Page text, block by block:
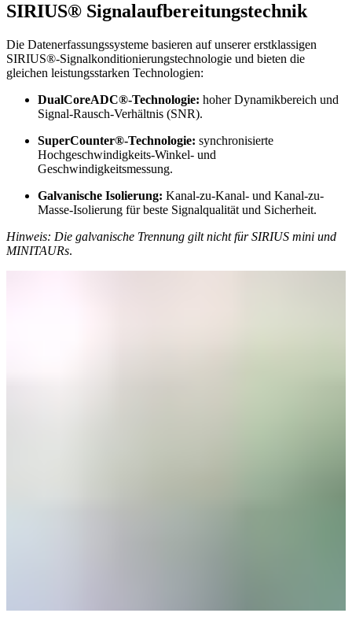
SIRIUS® Signalaufbereitungstechnik
Die Datenerfassungssysteme basieren auf unserer erstklassigen
SIRIUS®-Signalkonditionierungstechnologie und bieten die
gleichen leistungsstarken Technologien:
DualCoreADC®-Technologie: hoher Dynamikbereich und
Signal-Rausch-Verhältnis (SNR).
SuperCounter®-Technologie: synchronisierte
Hochgeschwindigkeits-Winkel- und
Geschwindigkeitsmessung.
Galvanische Isolierung: Kanal-zu-Kanal- und Kanal-zu-
Masse-Isolierung für beste Signalqualität und Sicherheit.
Hinweis: Die galvanische Trennung gilt nicht für SIRIUS mini und
MINITAURs.